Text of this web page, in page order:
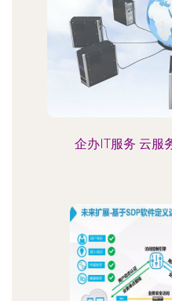
企办IT服务 云服